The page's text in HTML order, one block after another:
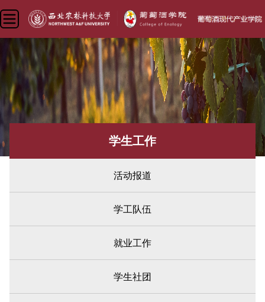
学生工作
活动报道
学工队伍
就业工作
学生社团